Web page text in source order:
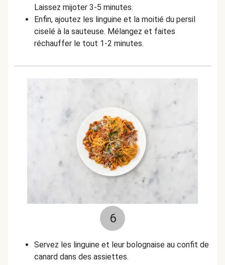
Laissez mijoter 3-5 minutes.
Enfin, ajoutez les linguine et la moitié du persil
ciselé à la sauteuse. Mélangez et faites
réchauffer le tout 1-2 minutes.
6
Servez les linguine et leur bolognaise au confit de
canard dans des assiettes.